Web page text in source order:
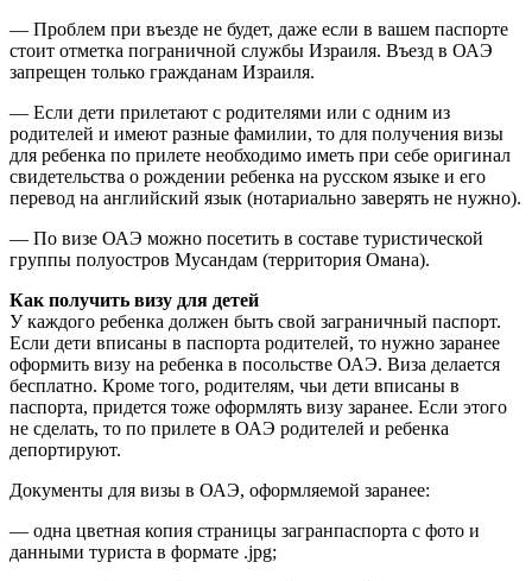
— Проблем при въезде не будет, даже если в вашем паспорте
стоит отметка пограничной службы Израиля. Въезд в ОАЭ
запрещен только гражданам Израиля.
— Если дети прилетают с родителями или с одним из
родителей и имеют разные фамилии, то для получения визы
для ребенка по прилете необходимо иметь при себе оригинал
свидетельства о рождении ребенка на русском языке и его
перевод на английский язык (нотариально заверять не нужно).
— По визе ОАЭ можно посетить в составе туристической
группы полуостров Мусандам (территория Омана).
Как получить визу для детей
У каждого ребенка должен быть свой заграничный паспорт.
Если дети вписаны в паспорта родителей, то нужно заранее
оформить визу на ребенка в посольстве ОАЭ. Виза делается
бесплатно. Кроме того, родителям, чьи дети вписаны в
паспорта, придется тоже оформлять визу заранее. Если этого
не сделать, то по прилете в ОАЭ родителей и ребенка
депортируют.
Документы для визы в ОАЭ, оформляемой заранее:
— одна цветная копия страницы загранпаспорта с фото и
данными туриста в формате .jpg;